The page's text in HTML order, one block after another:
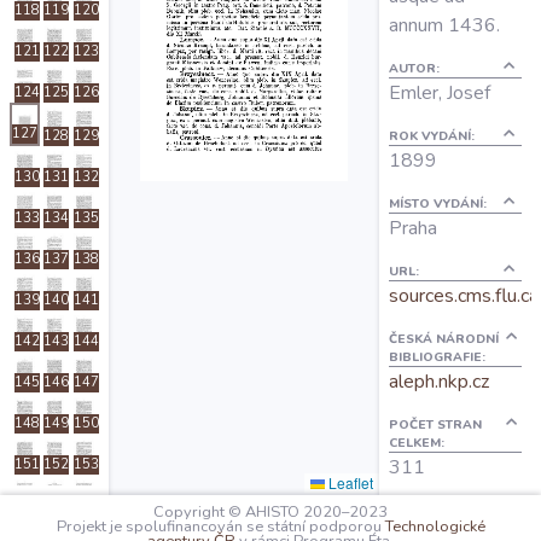
O projektu
Autoři
Nápověda
118 119 120
121 122 123
124 125 126
127 128 129
130 131 132
133 134 135
136 137 138
139 140 141
142 143 144
145 146 147
148 149 150
151 152 153
Leaflet
annum 1436.
AUTOR:
Emler, Josef
ROK VYDÁNÍ:
1899
MÍSTO VYDÁNÍ:
Praha
URL:
ČESKÁ NÁRODNÍ
BIBLIOGRAFIE:
aleph.nkp.cz
POČET STRAN
CELKEM:
311
I: Titulus
Copyright © AHISTO 2020–2023
Projekt je spolufinancován se státní podporouTechnologické